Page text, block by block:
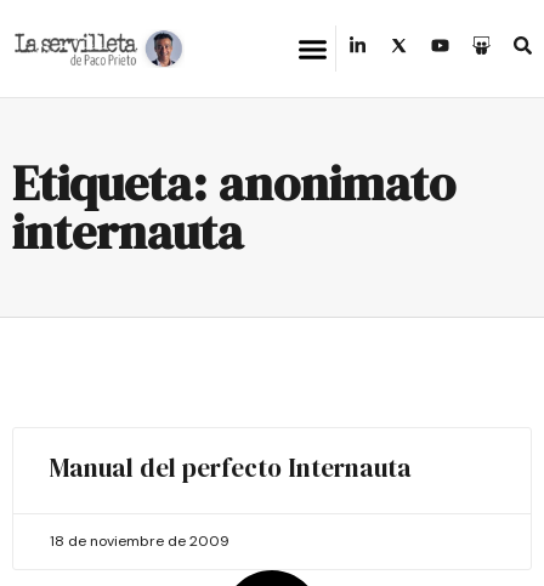
Etiqueta: anonimato
internauta
Manual del perfecto Internauta
18 de noviembre de 2009